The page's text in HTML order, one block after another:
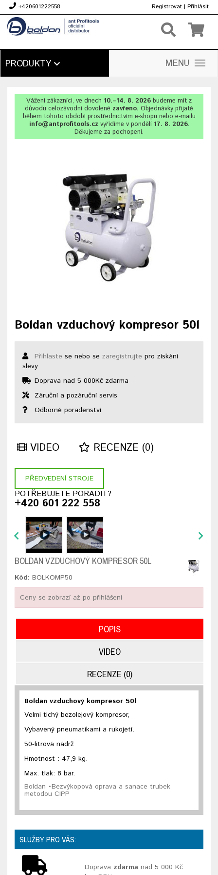
+420601222558 Registrovat | Přihlásit
PRODUKTY MENU
Vážení zákazníci, ve dnech 10.–14. 8. 2026 budeme mít z
důvodu celozávodní dovolené zavřeno. Objednávky přijaté
během tohoto období prostřednictvím e-shopu nebo e-mailu
info@antprofitools.cz vyřídíme v pondělí 17. 8. 2026.
Děkujeme za pochopení.
Boldan vzduchový kompresor 50l
Přihlaste se nebo se zaregistrujte pro získání
slevy
Doprava nad 5 000Kč zdarma
Záruční a pozáruční servis
Odborné poradenství
VIDEO RECENZE (0)
PŘEDVEDENÍ STROJE
POTŘEBUJETE PORADIT?
+420 601 222 558
BOLDAN VZDUCHOVÝ KOMPRESOR 50L
Kód: BOLKOMP50
Ceny se zobrazí až po přihlášení
POPIS
VIDEO
RECENZE (0)
Boldan vzduchový kompresor 50l
Velmi tichý bezolejový kompresor,
Vybavený pneumatikami a rukojetí.
50-litrová nádrž
Hmotnost : 47,9 kg.
Max. tlak: 8 bar.
Boldan •Bezvýkopová oprava a sanace trubek
metodou CIPP
SLUŽBY PRO VÁS:
Doprava zdarma nad 5 000 Kč